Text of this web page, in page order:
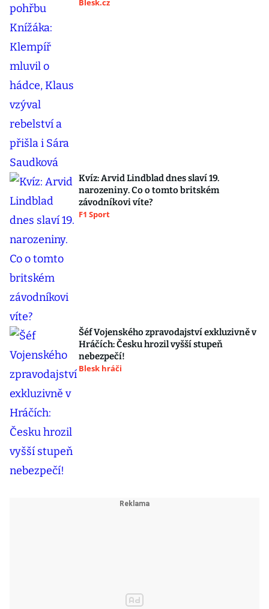
Blesk.cz
Kvíz: Arvid Lindblad dnes slaví 19.
narozeniny. Co o tomto britském
závodníkovi víte?
F1 Sport
Šéf Vojenského zpravodajství exkluzivně v
Hráčích: Česku hrozil vyšší stupeň
nebezpečí!
Blesk hráči